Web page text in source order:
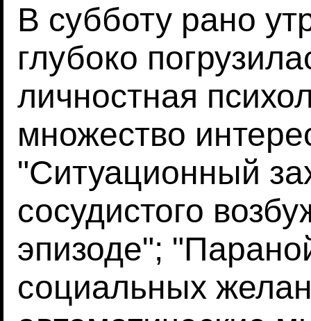
В субботу рано
глубоко
личностная
множество
"Ситуационный
сосудистого
эпизоде";
социальных